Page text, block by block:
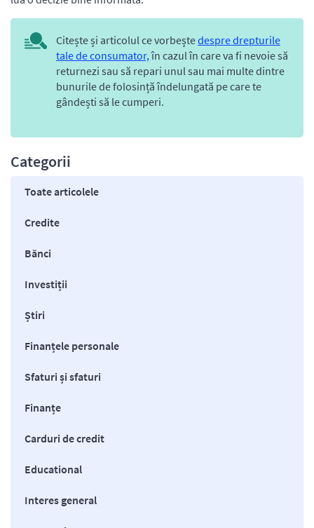
Citește și articolul ce vorbeștedespre drepturile
tale de consumator,în cazul în care va fi nevoie să
returnezi sau să repari unul sau mai multe dintre
bunurile de folosință îndelungată pe care te
gândești să le cumperi.
Categorii
Toate articolele
Credite
Bănci
Investiții
Știri
Finanțele personale
Sfaturi și sfaturi
Finanțe
Carduri de credit
Educational
Interes general